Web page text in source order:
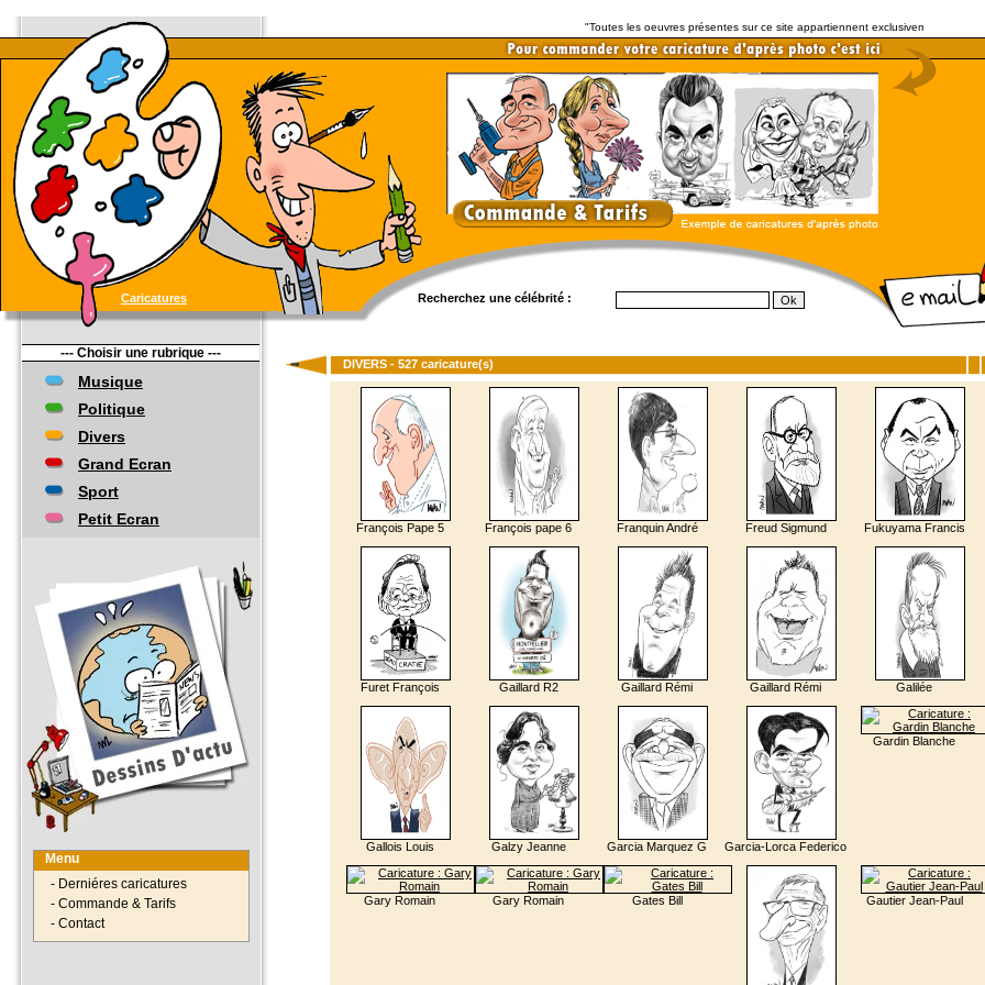
Caricatures
"Toutes les oeuvres présentes sur ce site appartiennent exclusivement à
Recherchez une célébrité :
--- Choisir une rubrique ---
Musique
Politique
Divers
Grand Ecran
Sport
Petit Ecran
Menu
- Derniéres caricatures
- Commande & Tarifs
- Contact
DIVERS - 527 caricature(s)
François Pape 5 François pape 6 Franquin André Freud Sigmund Fukuyama Francis
Furet François Gaillard R2 Gaillard Rémi Gaillard Rémi Galilée
Gallois Louis Galzy Jeanne Garcia Marquez G Garcia-Lorca Federico
Gardin Blanche
Gary Romain Gary Romain Gates Bill Gautier Jean-Paul